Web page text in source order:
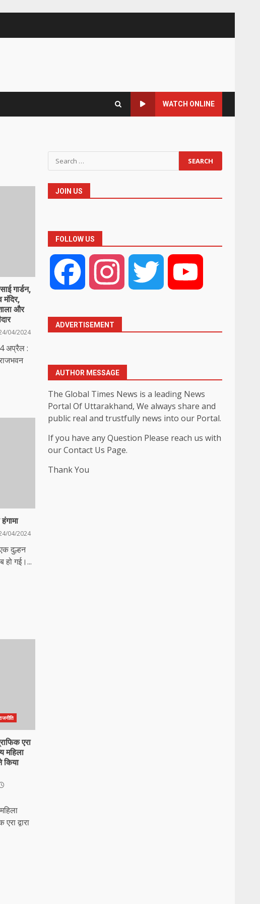
WATCH ONLINE
गार्डन,
मंदिर,
और
04/2024
अप्रैल :
04/2024
दुल्हन
हो गई।...
एरा
महिला
किया
द्वारा
Search
for:
JOIN US
FOLLOW US
Facebook Instagram Twitter
ADVERTISEMENT
AUTHOR MESSAGE
The Global Times News is a leading News
Portal Of Uttarakhand, We always share and
public real and trustfully news into our Portal.
If you have any Question Please reach us with
our Contact Us Page.
Thank You